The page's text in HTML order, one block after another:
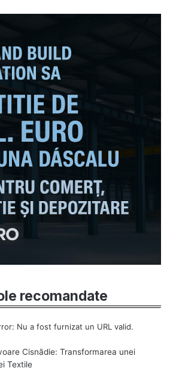
recomandate
Nu a fost furnizat un URL valid.
Cisnădie: Transformarea unei
Textile